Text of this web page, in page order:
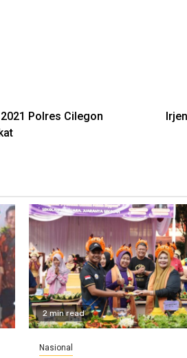
Polres Cilegon
2 min read
Nasional